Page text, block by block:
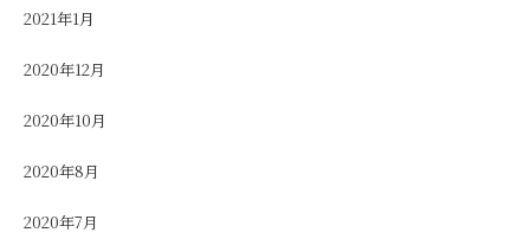
2021年1月
2020年12月
2020年10月
2020年8月
2020年7月